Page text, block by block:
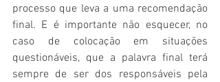
processo que leva a uma recomendação
final. E é importante não esquecer, no
caso de colocação em situações
questionáveis, que a palavra final terá
sempre de ser dos responsáveis pela